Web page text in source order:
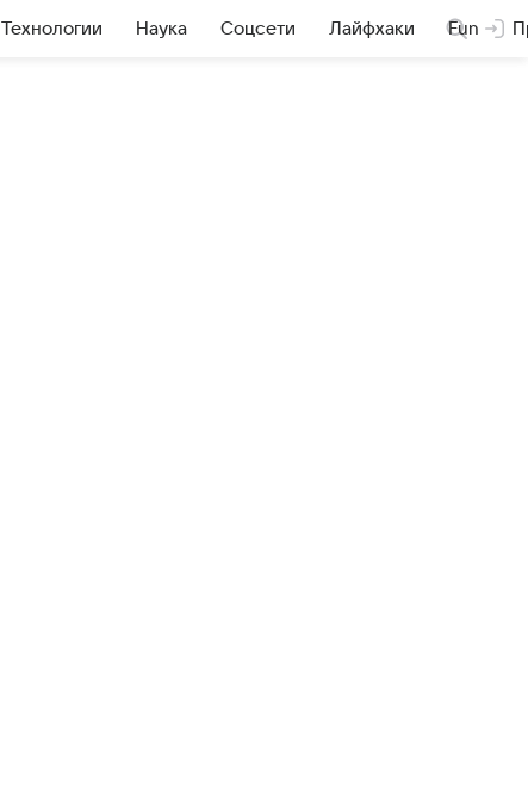
Технологии Наука Соцсети Лайфхаки Fun